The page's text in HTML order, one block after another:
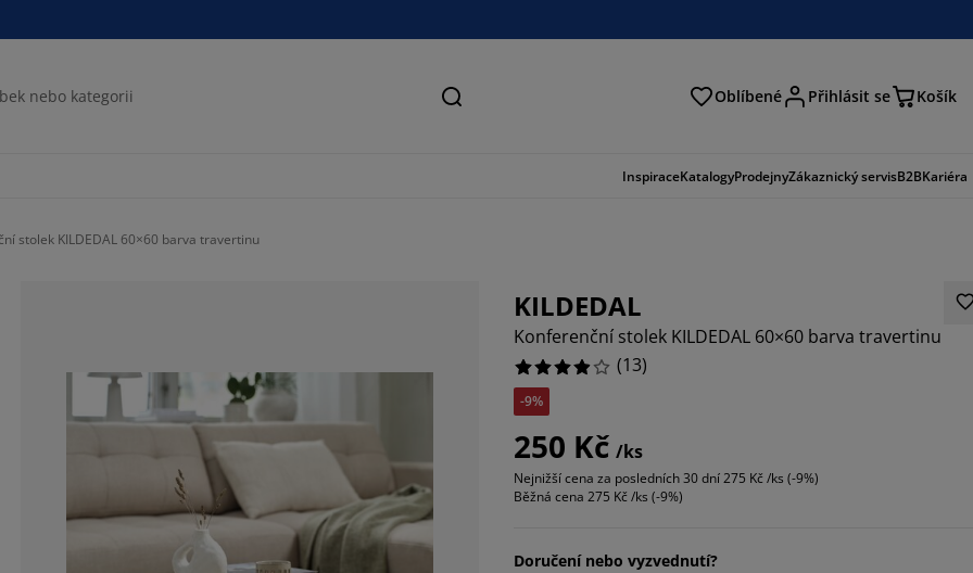
Hledat Oblíbené Přihlásit se Košík
InspiraceKatalogyProdejnyZákaznický servisB2BKariéra
stolek KILDEDAL 60×60 barva travertinu
KILDEDAL
Konferenční stolek KILDEDAL 60×60 barva travertinu
(13)
-9%
250 Kč /ks
Nejnižší cena za posledních 30 dní275 Kč /ks (-9%)
Běžná cena 275 Kč /ks (-9%)
Doručení nebo vyzvednutí?
23.076923076923077%
15.384615384615385%
7.6923076923076925%